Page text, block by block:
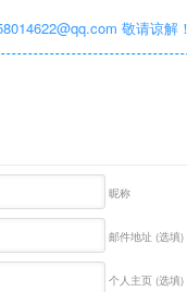
敬请谅解！
昵称
邮件地址 (选填)
个人主页 (选填)